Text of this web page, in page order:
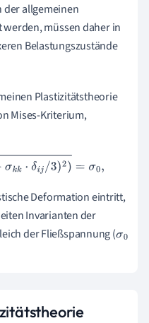
der allgemeinen
müssen daher in
Belastungszustände
Plastizitätstheorie
Mises-Kriterium,
⋅δij/ 3 )2)=σ0,
Deformation eintritt,
Invarianten der
der Fließspannung (σ